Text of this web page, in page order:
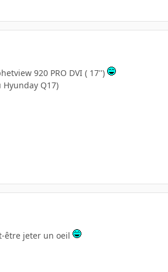
920 PRO DVI ( 17'')
Q17)
être jeter un oeil